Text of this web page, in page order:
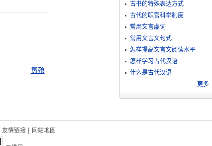
簋飱
古书的特殊表达方式
古代的职官科举制度
常用文言虚词
常用文言文句式
怎样提高文言文阅读水平
怎样学习古代汉语
什么是古代汉语
更多
友情链接 | 网站地图